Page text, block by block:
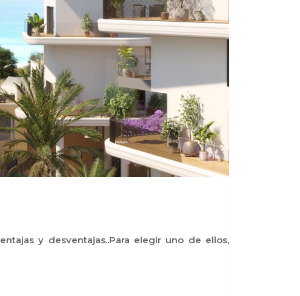
y desventajas..Para elegir uno de ellos,